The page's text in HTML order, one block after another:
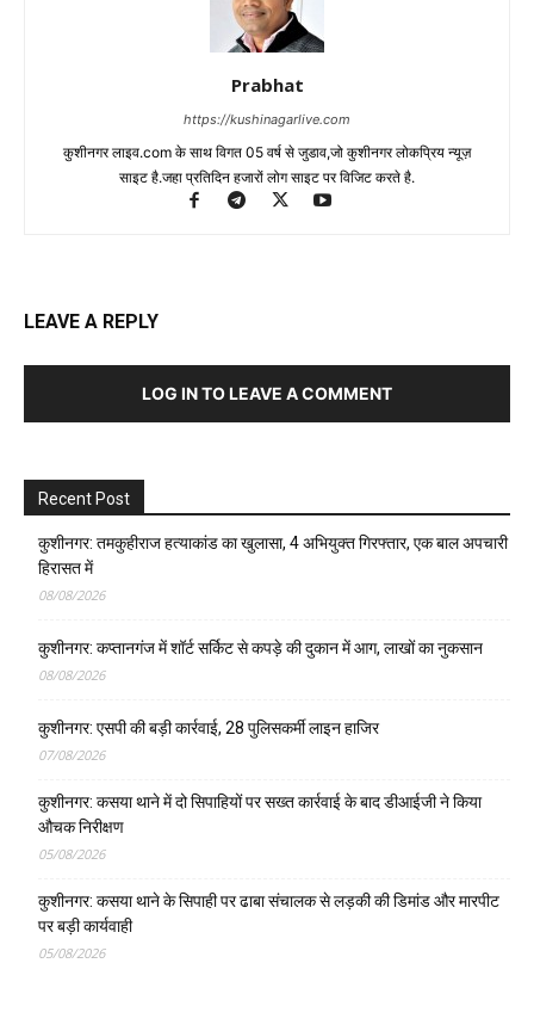
Prabhat
https://kushinagarlive.com
कुशीनगर लाइव.com के साथ विगत 05 वर्ष से जुडाव,जो कुशीनगर लोकप्रिय न्यूज़
साइट है.जहा प्रतिदिन हजारों लोग साइट पर विजिट करते है.
LEAVE A REPLY
LOG IN TO LEAVE A COMMENT
Recent Post
कुशीनगर: तमकुहीराज हत्याकांड का खुलासा, 4 अभियुक्त गिरफ्तार, एक बाल अपचारी
हिरासत में
08/08/2026
कुशीनगर: कप्तानगंज में शॉर्ट सर्किट से कपड़े की दुकान में आग, लाखों का नुकसान
08/08/2026
कुशीनगर: एसपी की बड़ी कार्रवाई, 28 पुलिसकर्मी लाइन हाजिर
07/08/2026
कुशीनगर: कसया थाने में दो सिपाहियों पर सख्त कार्रवाई के बाद डीआईजी ने किया
औचक निरीक्षण
05/08/2026
कुशीनगर: कसया थाने के सिपाही पर ढाबा संचालक से लड़की की डिमांड और मारपीट
पर बड़ी कार्यवाही
05/08/2026